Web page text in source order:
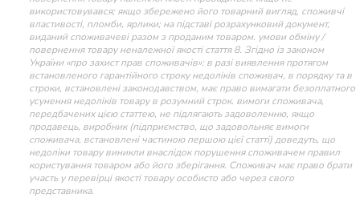
використовувався; якщо збережено його товарний вигляд, споживчі
властивості, пломби, ярлики; на підставі розрахунковий документ,
виданий споживачеві разом з проданим товаром. умови обміну /
повернення товару неналежної якості стаття 8. Згідно із законом
України «про захист прав споживачів»: в разі виявлення протягом
встановленого гарантійного строку недоліків споживач, в порядку та в
строки, встановлені законодавством, має право вимагати безоплатного
усунення недоліків товару в розумний строк. вимоги споживача,
передбачених цією статтею, не підлягають задоволенню, якщо
продавець, виробник (підприємство, що задовольняє вимоги
споживача, встановлені частиною першою цієї статті) доведуть, що
недоліки товару виникли внаслідок порушення споживачем правил
користування товаром або його зберігання. Споживач має право брати
участь у перевірці якості товару особисто або через свого
представника.